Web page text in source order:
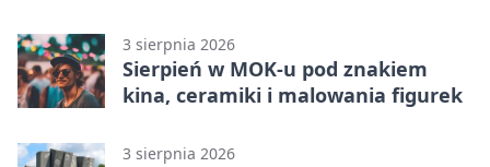
3 sierpnia 2026
Sierpień w MOK-u pod znakiem
kina, ceramiki i malowania figurek
3 sierpnia 2026